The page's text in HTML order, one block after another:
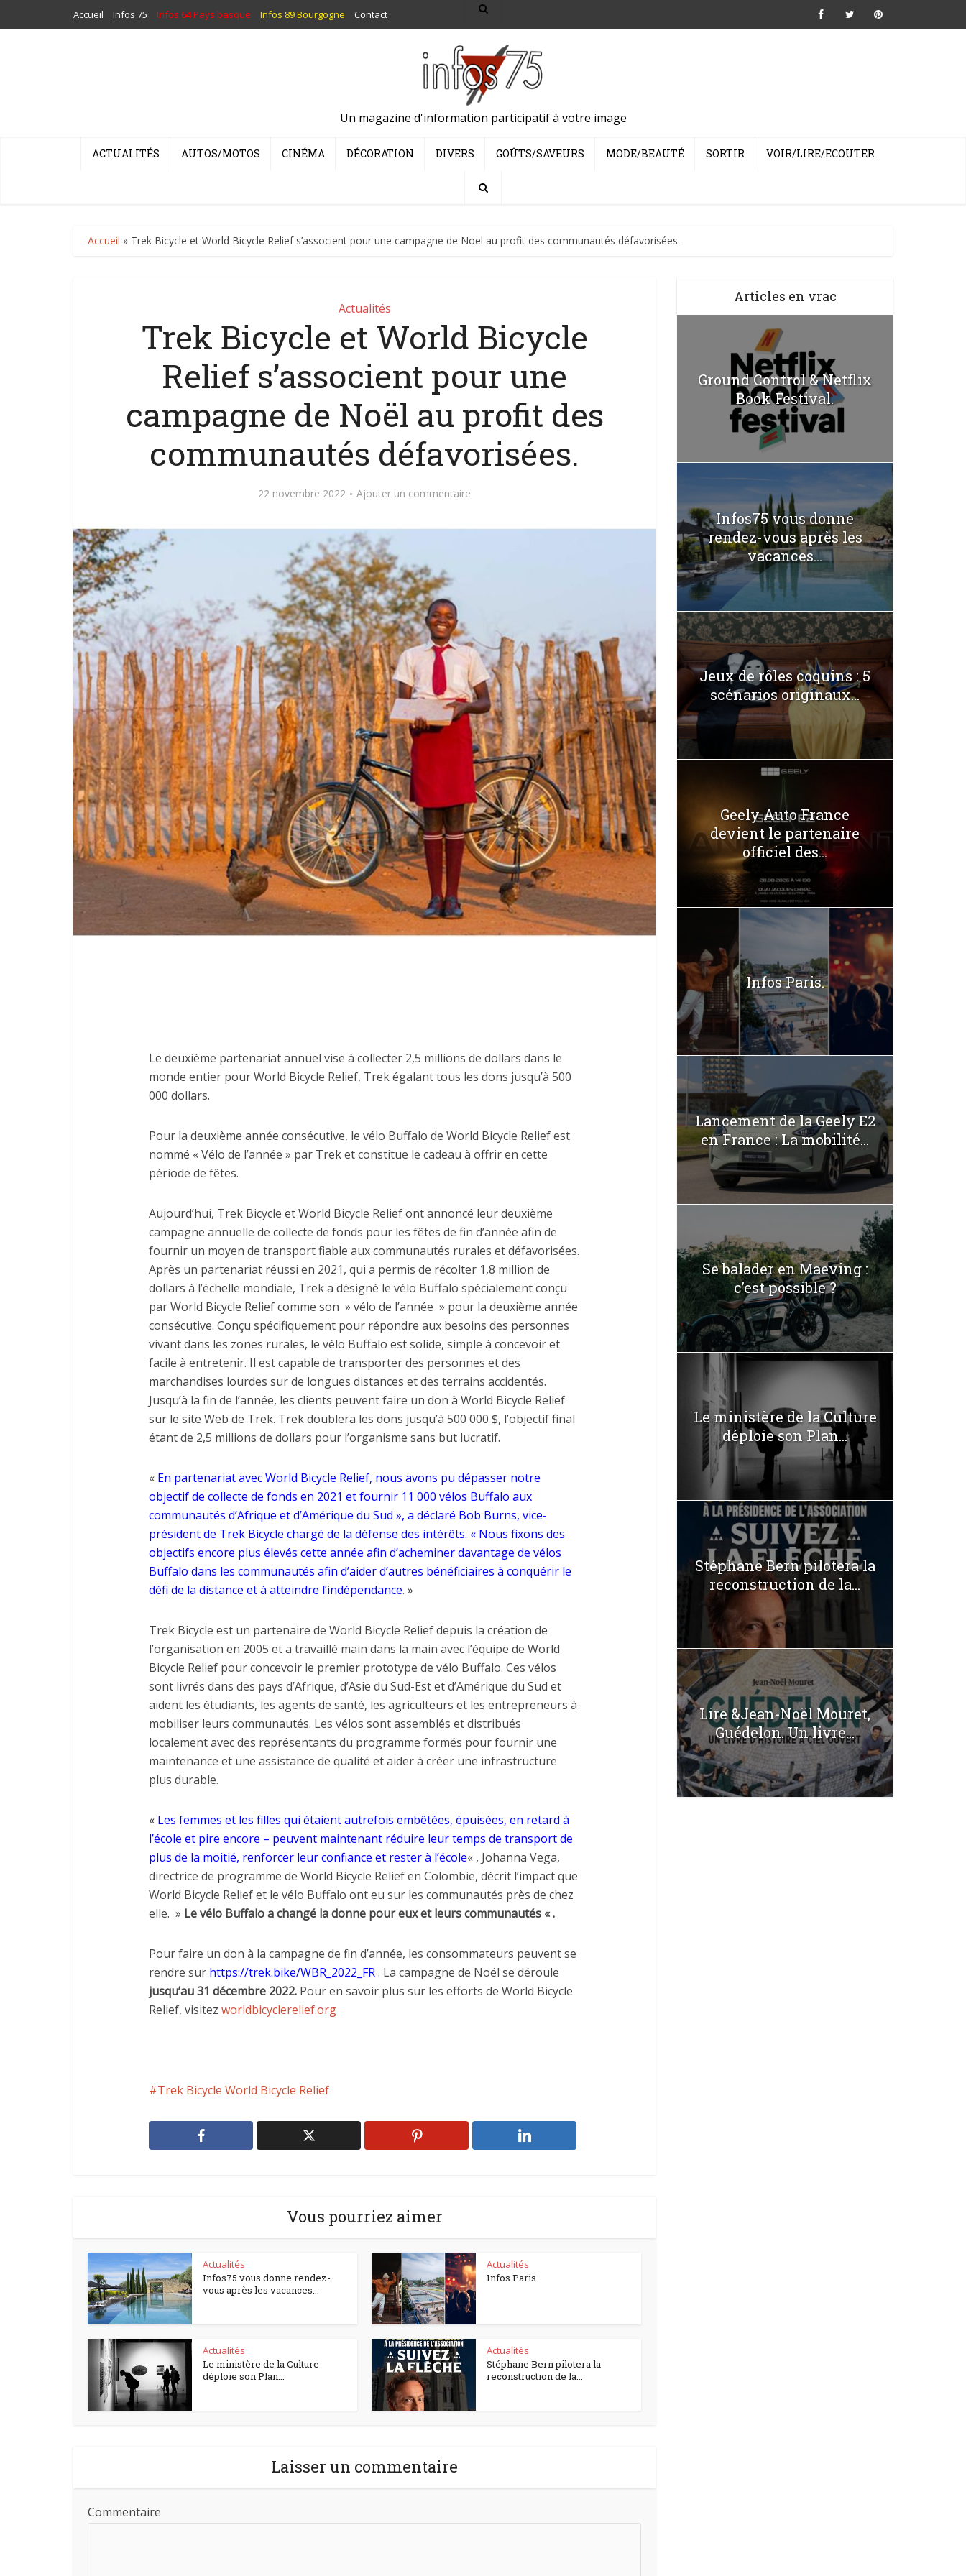
Accueil Infos 75 Infos 64 Pays basque Infos 89 Bourgogne Contact
Un magazine d'information participatif à votre image
ACTUALITÉS AUTOS/MOTOS CINÉMA DÉCORATION DIVERS GOÛTS/SAVEURS MODE/BEAUTÉ SORTIR VOIR/LIRE/ECOUTER
Accueil » Trek Bicycle et World Bicycle Relief s’associent pour une campagne de Noël au profit des communautés défavorisées.
Actualités
Trek Bicycle et World Bicycle
Relief s’associent pour une
campagne de Noël au profit des
communautés défavorisées.
22 novembre 2022 Ajouter un commentaire
Le deuxième partenariat annuel vise à collecter 2,5 millions de dollars dans le
monde entier pour World Bicycle Relief, Trek égalant tous les dons jusqu’à 500
000 dollars.
Pour la deuxième année consécutive, le vélo Buffalo de World Bicycle Relief est
nommé « Vélo de l’année » par Trek et constitue le cadeau à offrir en cette
période de fêtes.
Aujourd’hui, Trek Bicycle et World Bicycle Relief ont annoncé leur deuxième
campagne annuelle de collecte de fonds pour les fêtes de fin d’année afin de
fournir un moyen de transport fiable aux communautés rurales et défavorisées.
Après un partenariat réussi en 2021, qui a permis de récolter 1,8 million de
dollars à l’échelle mondiale, Trek a désigné le vélo Buffalo spécialement conçu
par World Bicycle Relief comme son » vélo de l’année » pour la deuxième année
consécutive. Conçu spécifiquement pour répondre aux besoins des personnes
vivant dans les zones rurales, le vélo Buffalo est solide, simple à concevoir et
facile à entretenir. Il est capable de transporter des personnes et des
marchandises lourdes sur de longues distances et des terrains accidentés.
Jusqu’à la fin de l’année, les clients peuvent faire un don à World Bicycle Relief
sur le site Web de Trek. Trek doublera les dons jusqu’à 500 000 $, l’objectif final
étant de 2,5 millions de dollars pour l’organisme sans but lucratif.
« En partenariat avec World Bicycle Relief, nous avons pu dépasser notre
objectif de collecte de fonds en 2021 et fournir 11 000 vélos Buffalo aux
communautés d’Afrique et d’Amérique du Sud », a déclaré Bob Burns, vice-
président de Trek Bicycle chargé de la défense des intérêts. « Nous fixons des
objectifs encore plus élevés cette année afin d’acheminer davantage de vélos
Buffalo dans les communautés afin d’aider d’autres bénéficiaires à conquérir le
défi de la distance et à atteindre l’indépendance. »
Trek Bicycle est un partenaire de World Bicycle Relief depuis la création de
l’organisation en 2005 et a travaillé main dans la main avec l’équipe de World
Bicycle Relief pour concevoir le premier prototype de vélo Buffalo. Ces vélos
sont livrés dans des pays d’Afrique, d’Asie du Sud-Est et d’Amérique du Sud et
aident les étudiants, les agents de santé, les agriculteurs et les entrepreneurs à
mobiliser leurs communautés. Les vélos sont assemblés et distribués
localement avec des représentants du programme formés pour fournir une
maintenance et une assistance de qualité et aider à créer une infrastructure
plus durable.
« Les femmes et les filles qui étaient autrefois embêtées, épuisées, en retard à
l’école et pire encore – peuvent maintenant réduire leur temps de transport de
plus de la moitié, renforcer leur confiance et rester à l’école« , Johanna Vega,
directrice de programme de World Bicycle Relief en Colombie, décrit l’impact que
World Bicycle Relief et le vélo Buffalo ont eu sur les communautés près de chez
elle. » Le vélo Buffalo a changé la donne pour eux et leurs communautés « .
Pour faire un don à la campagne de fin d’année, les consommateurs peuvent se
rendre sur https://trek.bike/WBR_2022_FR. La campagne de Noël se déroule
jusqu’au 31 décembre 2022. Pour en savoir plus sur les efforts de World Bicycle
Relief, visitez worldbicyclerelief.org
Trek Bicycle World Bicycle Relief
Vous pourriez aimer
Actualités
Infos75 vous donne rendez-
vous après les vacances...
Actualités
Infos Paris.
Actualités
Le ministère de la Culture
déploie son Plan...
Actualités
Stéphane Bern pilotera la
reconstruction de la...
Laisser un commentaire
Commentaire
Articles en vrac
Ground Control & Netflix
Book Festival.
Infos75 vous donne
rendez-vous après les
vacances...
Jeux de rôles coquins : 5
scénarios originaux...
Geely Auto France
devient le partenaire
officiel des...
Infos Paris.
Lancement de la Geely E2
en France : La mobilité...
Se balader en Maeving :
c’est possible ?
Le ministère de la Culture
déploie son Plan...
Stéphane Bern pilotera la
reconstruction de la...
Lire &Jean-Noël Mouret,
Guédelon. Un livre...